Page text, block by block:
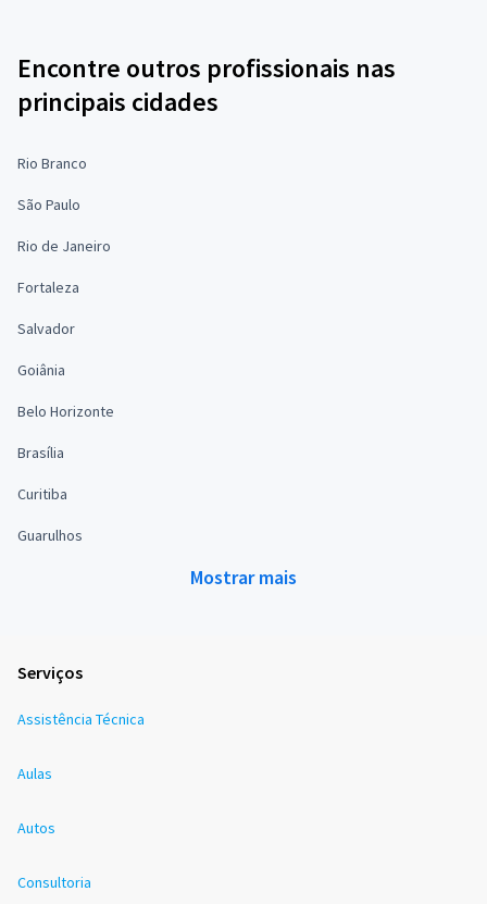
Encontre outros profissionais nas
principais cidades
Rio Branco
São Paulo
Rio de Janeiro
Fortaleza
Salvador
Goiânia
Belo Horizonte
Brasília
Curitiba
Guarulhos
Mostrar mais
Serviços
Assistência Técnica
Aulas
Autos
Consultoria